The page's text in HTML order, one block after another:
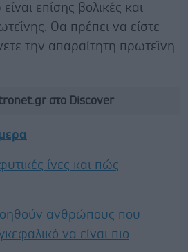
επίσης βολικές και
Θα πρέπει να είστε
την απαραίτητη πρωτεΐνη
στο Discover
ίνες και πώς
ανθρώπους που
να είναι πιο